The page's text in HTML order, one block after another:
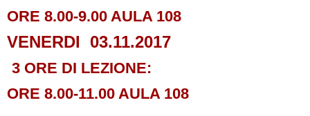
ORE 8.00-9.00 AULA 108
VENERDI 03.11.2017
3 ORE DI LEZIONE:
ORE 8.00-11.00 AULA 108